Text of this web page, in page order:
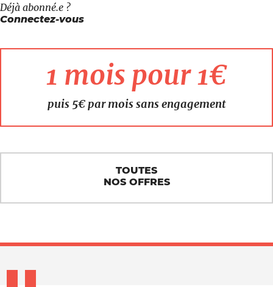
Déjà abonné.e ?
Connectez-vous
1 mois pour 1€
puis 5€ par mois sans engagement
TOUTES
NOS OFFRES